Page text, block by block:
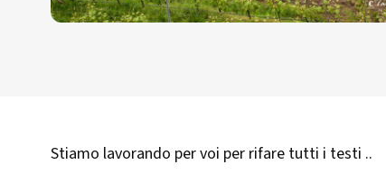
Stiamo lavorando per voi per rifare tutti i testi ..